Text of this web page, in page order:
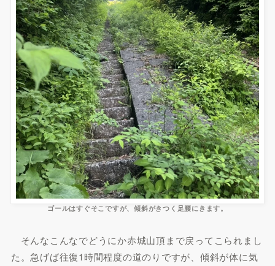
ゴールはすぐそこですが、傾斜がきつく足腰にきます。
そんなこんなでどうにか赤城山頂まで戻ってこられまし
た。急げば往復1時間程度の道のりですが、傾斜が体に気